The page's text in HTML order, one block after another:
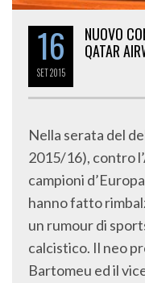
16
SET2015
NUOVO
QATAR
Nella serata del
2015/16), contro
campioni
hanno fatto
un rumour di
calcistico. Il neo
Bartomeu ed il